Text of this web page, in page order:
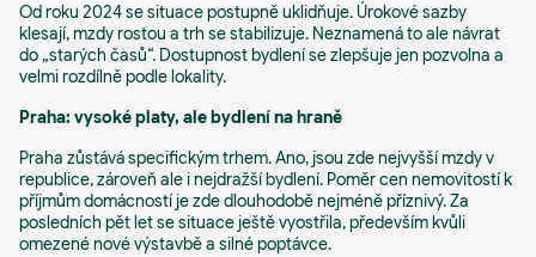
Od roku 2024 se situace postupně uklidňuje. Úrokové sazby
klesají, mzdy rostou a trh se stabilizuje. Neznamená to ale návrat
do „starých časů“. Dostupnost bydlení se zlepšuje jen pozvolna a
velmi rozdílně podle lokality.
Praha: vysoké platy, ale bydlení na hraně
Praha zůstává specifickým trhem. Ano, jsou zde nejvyšší mzdy v
republice, zároveň ale i nejdražší bydlení. Poměr cen nemovitostí k
příjmům domácností je zde dlouhodobě nejméně příznivý. Za
posledních pět let se situace ještě vyostřila, především kvůli
omezené nové výstavbě a silné poptávce.